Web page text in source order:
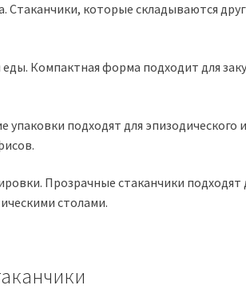
которые складываются друг
Компактная форма подходит для
подходят для эпизодического
Прозрачные стаканчики подходят
столами.